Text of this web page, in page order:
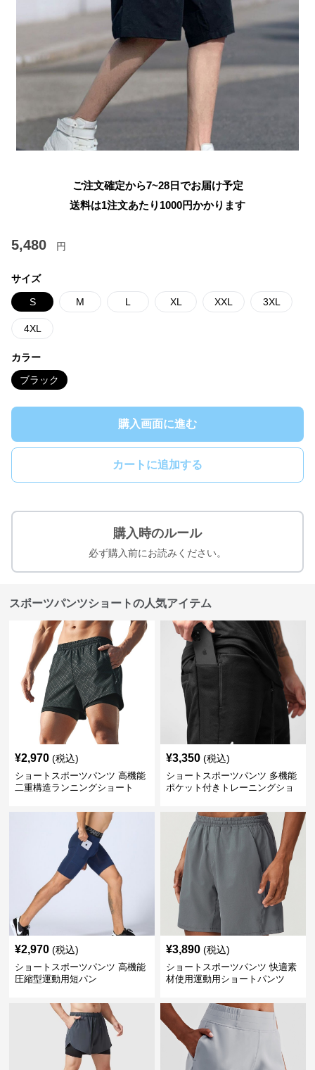
ご注文確定から7~28日でお届け予定
送料は1注文あたり 1000円かかります
5,480 円
サイズ
S M L XL XXL 3XL
4XL
カラー
ブラック
購入画面に進む
カートに追加する
購入時のルール
必ず購入前にお読みください。
スポーツパンツショートの人気アイテム
¥2,970 (税込)
ショートスポーツパンツ 高機能
二重構造ランニングショート
¥3,350 (税込)
ショートスポーツパンツ 多機能
ポケット付きトレーニングショ
¥2,970 (税込)
ショートスポーツパンツ 高機能
圧縮型運動用短パン
¥3,890 (税込)
ショートスポーツパンツ 快適素
材使用運動用ショートパンツ